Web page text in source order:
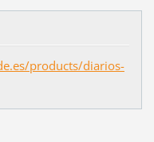
products/diarios-